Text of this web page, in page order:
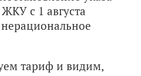
с 1 августа
тариф и видим,